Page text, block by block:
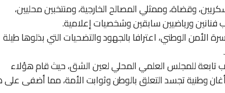
وقضاة، وممثلي المصالح الخارجية، ومنتخبين محليين،
فنانين ورياضيين سابقين وشخصيات إعلامية.
الأمن الوطني، اعترافا بالجهود والتضحيات التي بذلوها طيلة
للمجلس العلمي المحلي لعين الشق، حيث قام هؤلاء
أغان وطنية تجسد التعلق بالوطن وثوابت الأمة، مما أضفى